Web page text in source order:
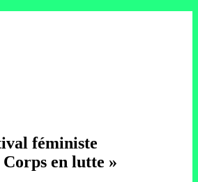
féministe
en lutte »